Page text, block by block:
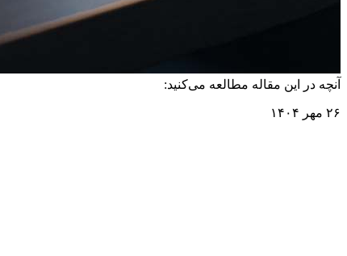
آنچه در این مقاله مطالعه می‌کنید:
۲۶ مهر ۱۴۰۴